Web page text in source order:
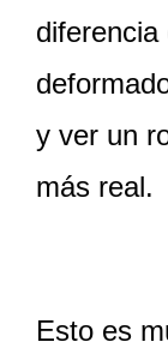
y ver un
más real.
Esto es